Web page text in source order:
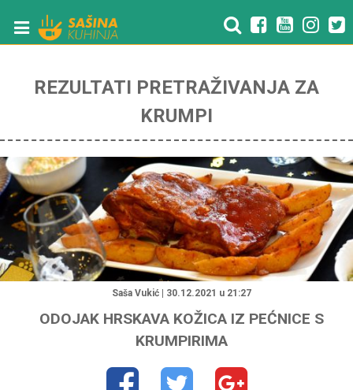
REZULTATI PRETRAŽIVANJA ZA
KRUMPI
"
Saša Vukić | 30.12.2021 u 21:27
ODOJAK HRSKAVA KOŽICA IZ PEĆNICE S
KRUMPIRIMA